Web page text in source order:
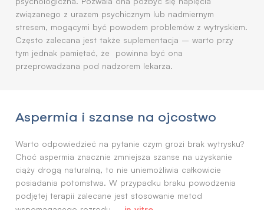
związanego z urazem psychicznym lub nadmiernym
stresem, mogącymi być powodem problemów z wytryskiem.
Często zalecana jest także suplementacja – warto przy
tym jednak pamiętać, że powinna być ona
przeprowadzana pod nadzorem lekarza.
Aspermia i szanse na ojcostwo
Warto odpowiedzieć na pytanie czym grozi brak wytrysku?
Choć aspermia znacznie zmniejsza szanse na uzyskanie
ciąży drogą naturalną, to nie uniemożliwia całkowicie
posiadania potomstwa. W przypadku braku powodzenia
podjętej terapii zalecane jest stosowanie metod